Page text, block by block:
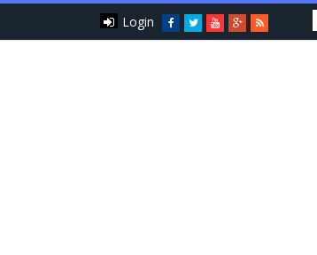
Facebook
TwitterYou
Tube
Google+
RSS
Login